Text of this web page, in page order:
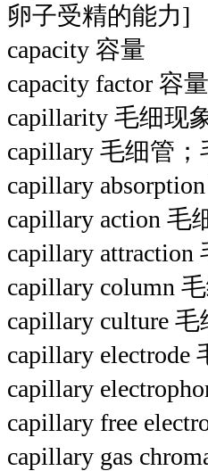
卵子受精的能力]
capacity 容量
capacity factor 容
capillarity 毛细现
capillary 毛细管
capillary
capillary action 毛
capillary attraction
capillary column
capillary culture
capillary electrode
capillary
capillary free
capillary gas